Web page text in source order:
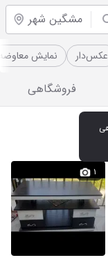
مشگین شهر
عکس‌دار نمایش
فروشگاهی
۱